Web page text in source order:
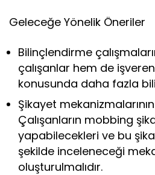
Geleceğe Yönelik Öneriler
Bilinçlendirme
çalışanlar hem de
konusunda daha fazla
Şikayet
Çalışanların mobbing
yapabilecekleri ve bu
şekilde inceleneceği
oluşturulmalıdır.